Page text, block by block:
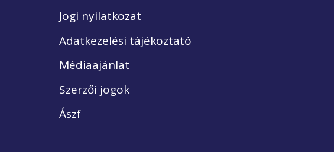
Jogi nyilatkozat
Adatkezelési tájékoztató
Médiaajánlat
Szerzői jogok
Ászf